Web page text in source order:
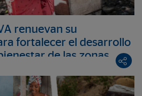
renuevan su
fortalecer el desarrollo
de las zonas